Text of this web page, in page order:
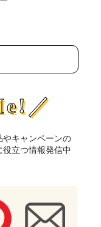
／
やキャンペーンの
立つ情報発信中